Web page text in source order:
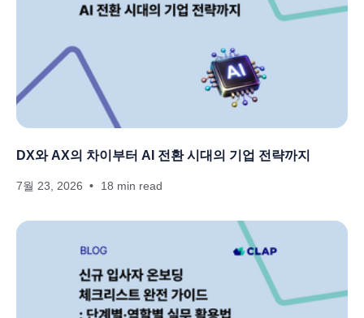
DX와 AX의 차이부터 AI 전환 시대의 기업 전략까지
7월 23, 2026 18 min read